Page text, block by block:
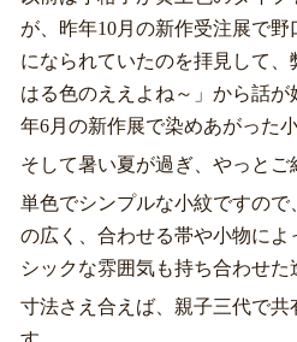
が、昨年10月の新作受注展で
になられていたのを拝見して
はる色のええよね～」から話
年6月の新作展で染めあがった
そして暑い夏が過ぎ、やっとご
単色でシンプルな小紋ですの
の広く、合わせる帯や小物によ
シックな雰囲気も持ち合わせた
寸法さえ合えば、親子三代で共